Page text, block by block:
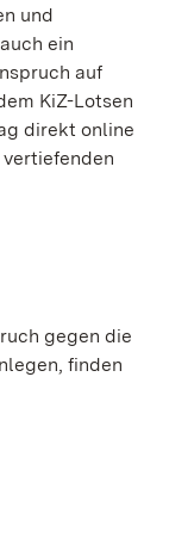
und
ein
auf
KiZ-Lotsen
direkt online
gegen die
finden
neuen Fenster
neuen